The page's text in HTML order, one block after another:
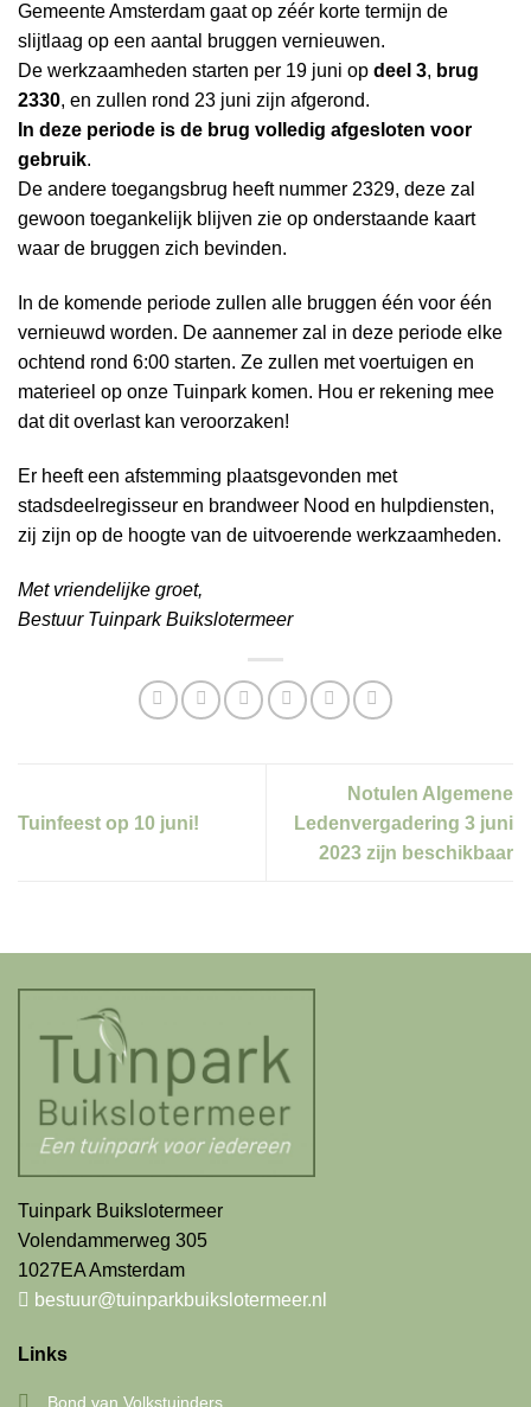
Gemeente Amsterdam gaat op zéér korte termijn de
slijtlaag op een aantal bruggen vernieuwen.
De werkzaamheden starten per 19 juni op deel 3, brug
2330, en zullen rond 23 juni zijn afgerond.
In deze periode is de brug volledig afgesloten voor
gebruik.
De andere toegangsbrug heeft nummer 2329, deze zal
gewoon toegankelijk blijven zie op onderstaande kaart
waar de bruggen zich bevinden.
In de komende periode zullen alle bruggen één voor één
vernieuwd worden. De aannemer zal in deze periode elke
ochtend rond 6:00 starten. Ze zullen met voertuigen en
materieel op onze Tuinpark komen. Hou er rekening mee
dat dit overlast kan veroorzaken!
Er heeft een afstemming plaatsgevonden met
stadsdeelregisseur en brandweer Nood en hulpdiensten,
zij zijn op de hoogte van de uitvoerende werkzaamheden.
Met vriendelijke groet,
Bestuur Tuinpark Buikslotermeer
Tuinfeest op 10 juni!
Notulen Algemene
Ledenvergadering 3 juni
2023 zijn beschikbaar
Tuinpark Buikslotermeer
Volendammerweg 305
1027EA Amsterdam
bestuur@tuinparkbuikslotermeer.nl
Links
Bond van Volkstuinders